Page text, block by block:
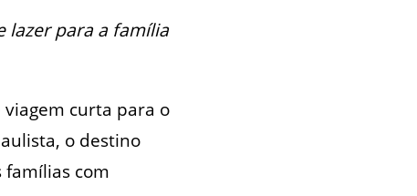
lazer para a família
curta para o
o destino
com